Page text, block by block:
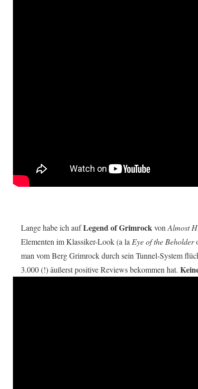
Lange habe ich aufLegend of Grimrockvon Almost
Elementen im Klassiker-Look (a la Eye of the Beholder
man vom Berg Grimrock durch sein Tunnel-System
3.000 (!) äußerst positive Reviews bekommen hat.